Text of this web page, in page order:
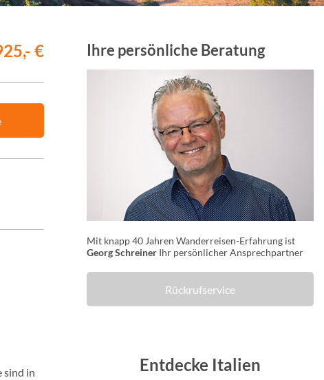
€
sind in
Ihre persönliche Beratung
Mit knapp 40 Jahren Wanderreisen-Erfahrung ist
Georg Schreiner Ihr persönlicher Ansprechpartner
Rückrufservice
Entdecke Italien